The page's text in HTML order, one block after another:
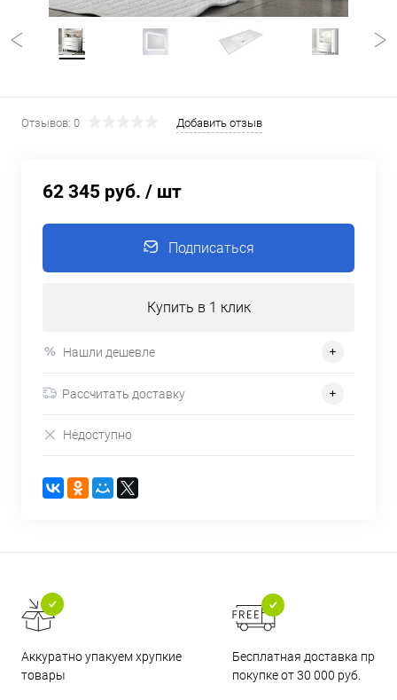
Отзывов: 0 Добавить отзыв
62 345 руб. / шт
Подписаться
Купить в 1 клик
Нашли дешевле
Рассчитать доставку
Недоступно
Аккуратно упакуем хрупкие
товары
Бесплатная доставка при
покупке от 30 000 руб.